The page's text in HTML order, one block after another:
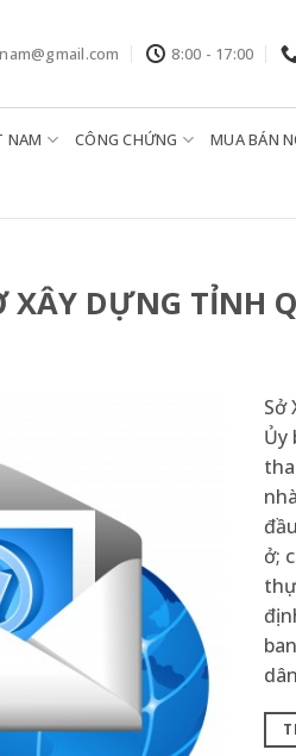
8:00 - 17:00
NAM CÔNG CHỨNG MUA BÁN
XÂY DỰNG TỈNH
Sở
Ủy
ở;